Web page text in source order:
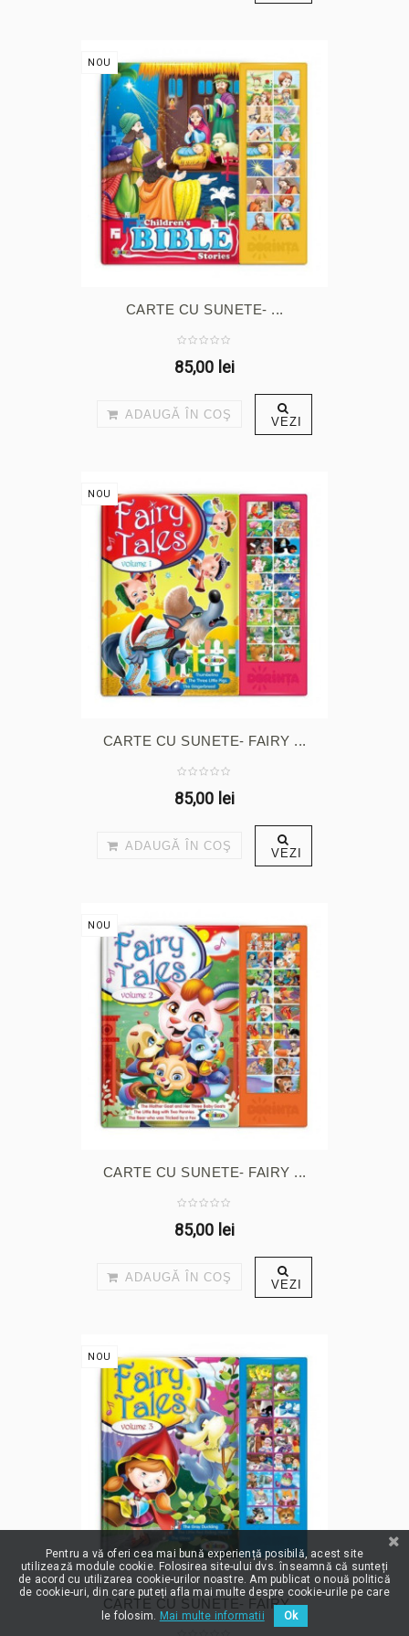
NOU
CARTE CU SUNETE- ...
85,00 lei
ADAUGĂ ÎN COŞ VEZI
NOU
CARTE CU SUNETE- FAIRY ...
85,00 lei
ADAUGĂ ÎN COŞ VEZI
NOU
CARTE CU SUNETE- FAIRY ...
85,00 lei
ADAUGĂ ÎN COŞ VEZI
NOU
CARTE CU SUNETE- FAIRY ...
Pentru a vă oferi cea mai bună experiență posibilă, acest site
utilizează module cookie. Folosirea site-ului dvs. înseamnă că sunteți
de acord cu utilizarea cookie-urilor noastre. Am publicat o nouă politică
de cookie-uri, din care puteți afla mai multe despre cookie-urile pe care
le folosim. Mai multe informatii Ok